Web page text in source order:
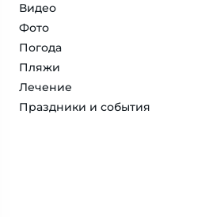
Видео
Фото
Погода
Пляжи
Лечение
Праздники и события